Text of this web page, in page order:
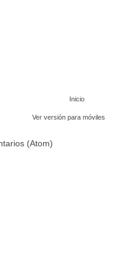
Inicio
Ver versión para móviles
(Atom)